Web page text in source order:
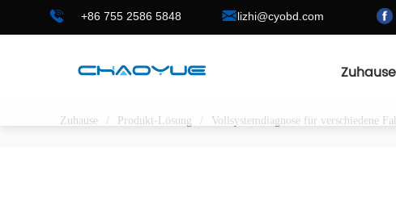
+86 755 2586 5848 lizhi@cyobd.com
Zuhause
Zuhause / Produkt-Lösung / Vollsystemdiagnose für verschiedene